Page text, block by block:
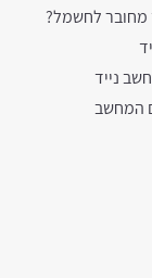
מחובר לחשמל?
נייד
המחשב